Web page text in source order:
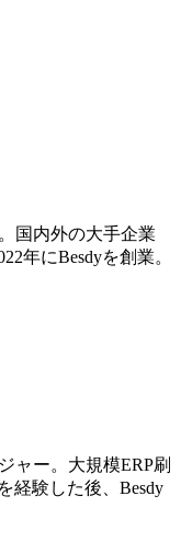
国内外の大手企業
年にBesdyを創業。
ャー。大規模ERP刷
経験した後、Besdy